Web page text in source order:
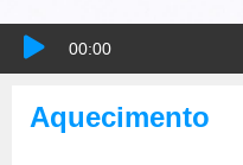
00:00
Aquecimento